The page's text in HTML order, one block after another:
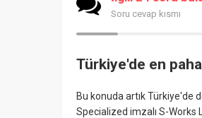
Soru cevap kısmı
Türkiye'de en
Bu konuda artık Türkiye'de
Specialized imzalı S-Works